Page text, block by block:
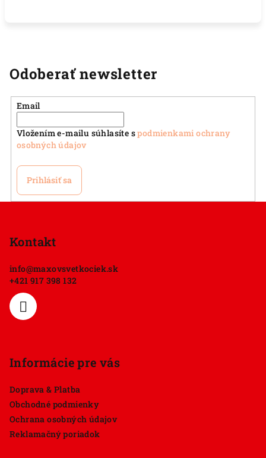
Odoberať newsletter
Email
Vložením e-mailu súhlasíte spodmienkami ochrany
osobných údajov
Prihlásiť sa
Kontakt
info@maxovsvetkociek.sk
+421 917 398 132
Informácie pre vás
Doprava & Platba
Obchodné podmienky
Ochrana osobných údajov
Reklamačný poriadok